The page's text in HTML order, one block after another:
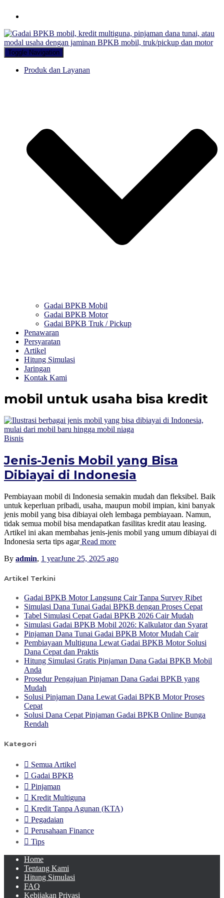
Toggle Navigation
Produk dan Layanan
Gadai BPKB Mobil
Gadai BPKB Motor
Gadai BPKB Truk / Pickup
Penawaran
Persyaratan
Artikel
Hitung Simulasi
Jaringan
Kontak Kami
mobil untuk usaha bisa kredit
Bisnis
Jenis-Jenis Mobil yang Bisa
Dibiayai di Indonesia
Pembiayaan mobil di Indonesia semakin mudah dan fleksibel. Baik
untuk keperluan pribadi, usaha, maupun mobil impian, kini banyak
jenis mobil yang bisa dibiayai oleh lembaga pembiayaan. Namun,
tidak semua mobil bisa mendapatkan fasilitas kredit atau leasing.
Artikel ini akan membahas jenis-jenis mobil yang umum dibiayai di
Indonesia serta tips agarRead more
By admin, 1 yearJune 25, 2025 ago
Artikel Terkini
Gadai BPKB Motor Langsung Cair Tanpa Survey Ribet
Simulasi Dana Tunai Gadai BPKB dengan Proses Cepat
Tabel Simulasi Cepat Gadai BPKB 2026 Cair Mudah
Simulasi Gadai BPKB Mobil 2026: Kalkulator dan Syarat
Pinjaman Dana Tunai Gadai BPKB Motor Mudah Cair
Pembiayaan Multiguna Lewat Gadai BPKB Motor Solusi
Dana Cepat dan Praktis
Hitung Simulasi Gratis Pinjaman Dana Gadai BPKB Mobil
Anda
Prosedur Pengajuan Pinjaman Dana Gadai BPKB yang
Mudah
Solusi Pinjaman Dana Lewat Gadai BPKB Motor Proses
Cepat
Solusi Dana Cepat Pinjaman Gadai BPKB Online Bunga
Rendah
Kategori
Semua Artikel
Gadai BPKB
Pinjaman
Kredit Multiguna
Kredit Tanpa Agunan (KTA)
Pegadaian
Perusahaan Finance
Tips
Home
Tentang Kami
Hitung Simulasi
FAQ
Kebijakan Privasi